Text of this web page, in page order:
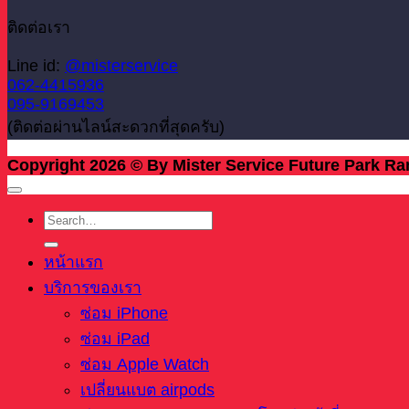
ติดต่อเรา
Line id: @misterservice
062-4415936
095-9169453
(ติดต่อผ่านไลน์สะดวกที่สุดครับ)
Copyright 2026 © By Mister Service Future Park
หน้าแรก
บริการของเรา
ซ่อม iPhone
ซ่อม iPad
ซ่อม Apple Watch
เปลี่ยนแบต airpods